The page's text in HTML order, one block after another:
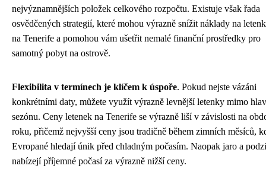
nejvýznamnějších položek celkového rozpočtu. Existuje však řada
osvědčených strategií, které mohou výrazně snížit náklady na
na Tenerife a pomohou vám ušetřit nemalé finanční prostředky pro
samotný pobyt na ostrově.
Flexibilita v termínech je klíčem k úspoře. Pokud nejste vázáni
konkrétními daty, můžete využít výrazně levnější letenky mimo
sezónu. Ceny letenek na Tenerife se výrazně liší v závislosti na
roku, přičemž nejvyšší ceny jsou tradičně během zimních měsíců,
Evropané hledají únik před chladným počasím. Naopak jaro a
nabízejí příjemné počasí za výrazně nižší ceny.